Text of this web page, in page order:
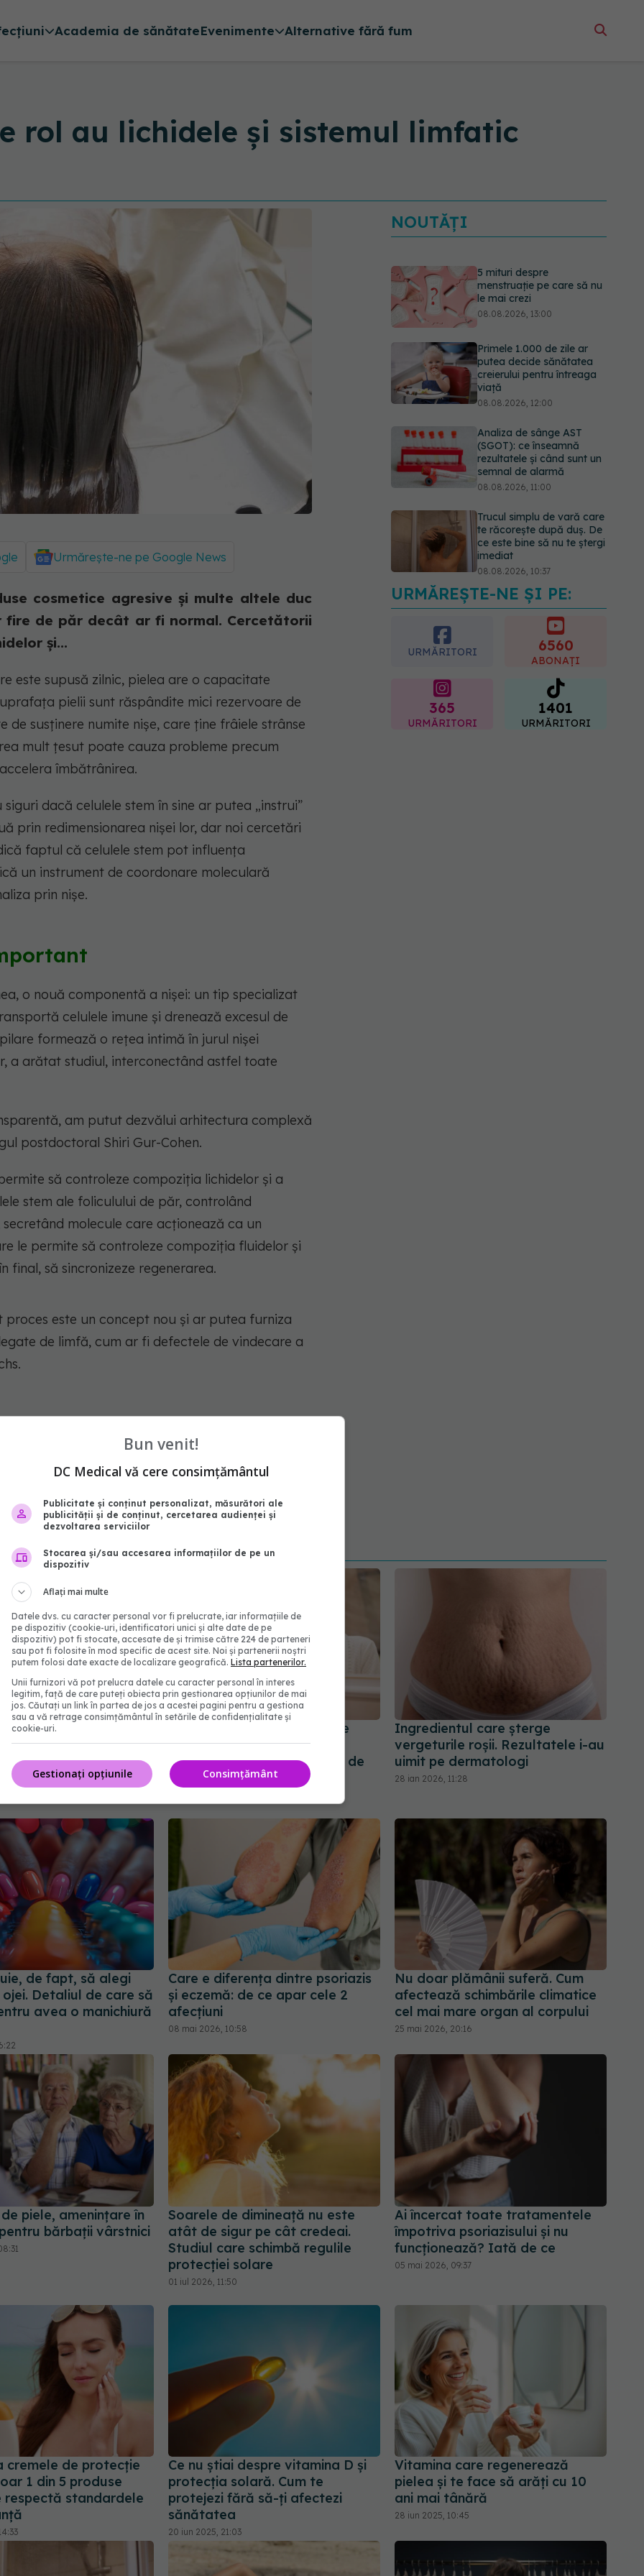
Academia de sănătateEvenimente Alternative fără fum
rol au lichidele și sistemul limfatic
Urmărește-ne pe Google News
cosmetice agresive și multe altele duc
fire de păr decât ar fi normal. Cercetătorii
și...
este supusă zilnic, pielea are o capacitate
pielii sunt răspândite mici rezervoare de
de susținere numite nișe, care ține frâiele strânse
mult țesut poate cauza probleme precum
îmbătrânirea.
dacă celulele stem în sine ar putea „instrui”
prin redimensionarea nișei lor, dar noi cercetări
faptul că celulele stem pot influența
un instrument de coordonare moleculară
prin nișe.
o nouă componentă a nișei: un tip specializat
celulele imune și drenează excesul de
formează o rețea intimă în jurul nișei
a arătat studiul, interconectând astfel toate
am putut dezvălui arhitectura complexă
postdoctoral Shiri Gur-Cohen.
să controleze compoziția lichidelor și a
stem ale foliculului de păr, controlând
molecule care acționează ca un
le permite să controleze compoziția fluidelor și
final, să sincronizeze regenerarea.
este un concept nou și ar putea furniza
de limfă, cum ar fi defectele de vindecare a
NOUTĂȚI
5 mituri despre
menstruație pe care să nu
le mai crezi
08.08.2026, 13:00
Primele 1.000 de zile ar
putea decide sănătatea
creierului pentru întreaga
viață
08.08.2026, 12:00
Analiza de sânge AST
(SGOT): ce înseamnă
rezultatele și când sunt un
semnal de alarmă
08.08.2026, 11:00
Trucul simplu de vară care
te răcorește după duș. De
ce este bine să nu te ștergi
imediat
08.08.2026, 10:37
Bacteria din intestin care a
crescut forța musculară cu
08.08.2026, 14:00
URMĂREȘTE-NE ȘI PE:
URMĂRITORI 6560
ABONAȚI
365
URMĂRITORI
1401
URMĂRITORI
Crema ta de față s-ar
provoace ocluzie. Dr.
despre greșeala
și tenul gras
Cât de repede îmbătrânește
corpul tău? Noile ceasuri
genetice pot estima durata de
viață
Ingredientul care șterge
vergeturile roșii. Rezultatele i-au
uimit pe dermatologi
28 ian 2026, 11:28
de fapt, să alegi
Detaliul de care să
avea o manichiură
Care e diferența dintre psoriazis
și eczemă: de ce apar cele 2
afecțiuni
08 mai 2026, 10:58
Nu doar plămânii suferă. Cum
afectează schimbările climatice
cel mai mare organ al corpului
25 mai 2026, 20:16
piele, amenințare în
bărbații vârstnici
Soarele de dimineață nu este
atât de sigur pe cât credeai.
Studiul care schimbă regulile
protecției solare
01 iul 2026, 11:50
Ai încercat toate tratamentele
împotriva psoriazisului și nu
funcționează? Iată de ce
05 mai 2026, 09:37
cremele de protecție
1 din 5 produse
respectă standardele
Ce nu știai despre vitamina D și
protecția solară. Cum te
protejezi fără să-ți afectezi
sănătatea
20 iun 2025, 21:03
Vitamina care regenerează
pielea și te face să arăți cu 10
ani mai tânără
28 iun 2025, 10:45
Bun venit!
DC Medical vă cere consimțământul
Publicitate și conținut personalizat, măsurători ale
publicității și de conținut, cercetarea audienței și
dezvoltarea serviciilor
Stocarea și/sau accesarea informațiilor de pe un
dispozitiv
Aflați mai multe
Datele dvs. cu caracter personal vor fi prelucrate, iar informațiile de
pe dispozitiv (cookie-uri, identificatori unici și alte date de pe
dispozitiv) pot fi stocate, accesate de și trimise către 224 de parteneri
sau pot fi folosite în mod specific de acest site. Noi și partenerii noștri
putem folosi date exacte de localizare geografică. Lista partenerilor.
Unii furnizori vă pot prelucra datele cu caracter personal în interes
legitim, față de care puteți obiecta prin gestionarea opțiunilor de mai
jos. Căutați un link în partea de jos a acestei pagini pentru a gestiona
sau a vă retrage consimțământul în setările de confidențialitate și
cookie-uri.
Consimțământ
Gestionați opțiunile